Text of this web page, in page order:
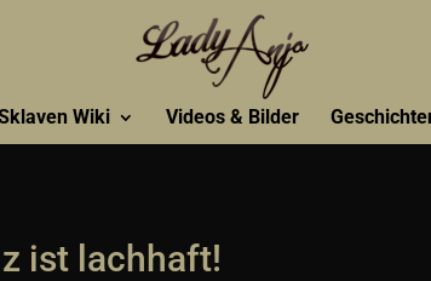
Wiki Videos & Bilder
ist lachhaft!